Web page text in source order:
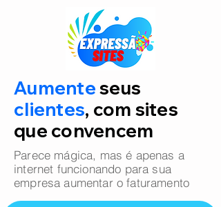
Aumenteseus
clientes, com sites
que convencem
Parece mágica, mas é apenas a
internet funcionando para sua
empresa aumentar o faturamento